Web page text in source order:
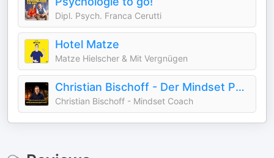
Dipl. Psych. Franca Cerutti
Hotel Matze
Matze Hielscher & Mit Vergnügen
Christian Bischoff - Der Mindset Podcast
Christian Bischoff - Mindset Coach